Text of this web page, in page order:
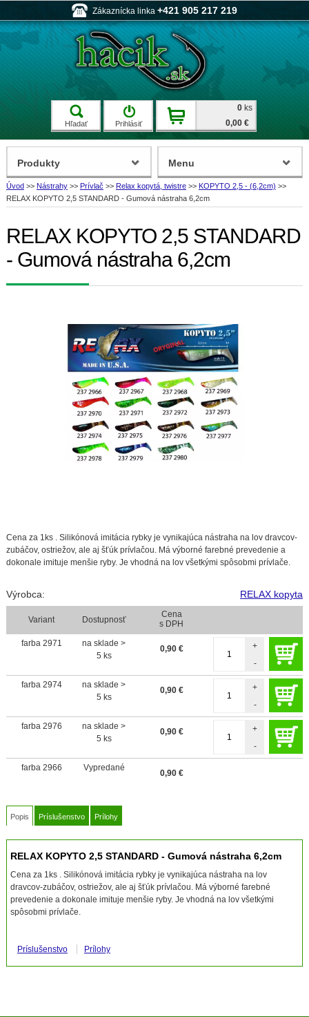
Zákaznícka linka +421 905 217 219
Hľadať Prihlásiť
0 ks
0,00 €
Úvod >> Nástrahy >> Prívlač >> Relax kopytá, twistre >> KOPYTO 2,5 - (6,2cm) >>
RELAX KOPYTO 2,5 STANDARD - Gumová nástraha 6,2cm
RELAX KOPYTO 2,5 STANDARD
- Gumová nástraha 6,2cm
Cena za 1ks . Silikónová imitácia rybky je vynikajúca nástraha na lov dravcov-
zubáčov, ostriežov, ale aj šťúk prívlačou. Má výborné farebné prevedenie a
dokonale imituje menšie ryby. Je vhodná na lov všetkými spôsobmi prívlače.
Výrobca: RELAX kopyta
Variant Dostupnosť
Cena
s DPH
farba 2971
na sklade >
5 ks
0,90 €
-
+
farba 2974
na sklade >
5 ks
0,90 €
-
+
farba 2976
na sklade >
5 ks
0,90 €
-
+
farba 2966 Vypredané
0,90 €
Popis Príslušenstvo Prílohy
RELAX KOPYTO 2,5 STANDARD - Gumová nástraha 6,2cm
Cena za 1ks . Silikónová imitácia rybky je vynikajúca nástraha na lov
dravcov-zubáčov, ostriežov, ale aj šťúk prívlačou. Má výborné farebné
prevedenie a dokonale imituje menšie ryby. Je vhodná na lov všetkými
spôsobmi prívlače.
Príslušenstvo Prílohy
Produkty Menu